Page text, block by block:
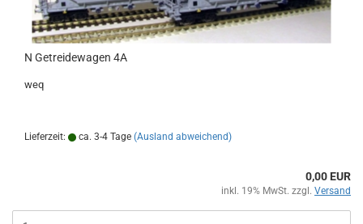
N Getreidewagen 4A
weq
Lieferzeit: ca. 3-4 Tage (Ausland abweichend)
0,00 EUR
inkl. 19% MwSt. zzgl. Versand